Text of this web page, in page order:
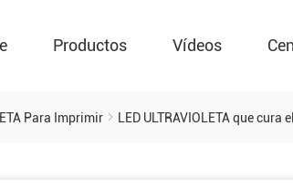
Productos Vídeos
Para Imprimir LED ULTRAVIOLETA que